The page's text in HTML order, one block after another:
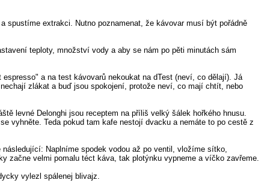
spustíme extrakci. Nutno poznamenat, že kávovar musí být pořádně
teploty, množství vody a aby se nám po pěti minutách sám
a na test kávovarů nekoukat na dTest (neví, co dělají). Já
zlákat a buď jsou spokojení, protože neví, co mají chtít, nebo
levné Delonghi jsou receptem na příliš velký šálek hořkého hnusu.
vyhněte. Teda pokud tam kafe nestojí dvacku a nemáte to po cestě z
Naplníme spodek vodou až po ventil, vložíme sítko,
začne velmi pomalu téct káva, tak plotýnku vypneme a víčko zavřeme.
vylezl spálenej blivajz.